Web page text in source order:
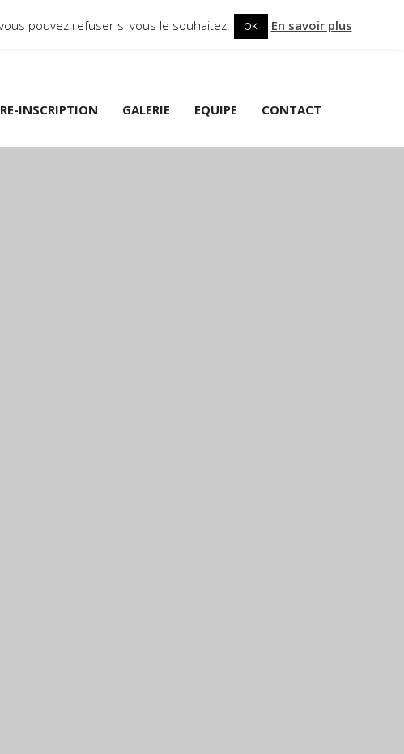
INSCRIPTION GALERIE EQUIPE CONTACT
pouvez refuser si vous le souhaitez. OK En savoir plus